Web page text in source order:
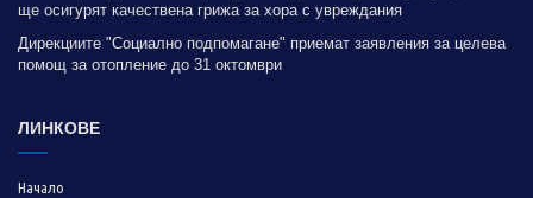
ще осигурят качествена грижа за хора с увреждания
Дирекциите "Социално подпомагане" приемат заявления за целева
помощ за отопление до 31 октомври
ЛИНКОВЕ
Начало